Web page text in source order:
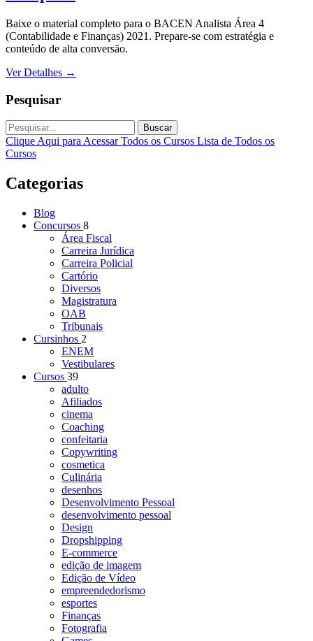
Baixe o material completo para o BACEN Analista Área 4
(Contabilidade e Finanças) 2021. Prepare-se com estratégia e
conteúdo de alta conversão.
Ver Detalhes →
Pesquisar
Buscar
Clique Aqui para Acessar Todos os Cursos Lista de Todos os
Cursos
Categorias
Blog
Concursos 8
Área Fiscal
Carreira Jurídica
Carreira Policial
Cartório
Diversos
Magistratura
OAB
Tribunais
Cursinhos 2
ENEM
Vestibulares
Cursos 39
adulto
Afiliados
cinema
Coaching
confeitaria
Copywriting
cosmetica
Culinária
desenhos
Desenvolvimento Pessoal
desenvolvimento pessoal
Design
Dropshipping
E-commerce
edição de imagem
Edição de Vídeo
empreendedorismo
esportes
Finanças
Fotografia